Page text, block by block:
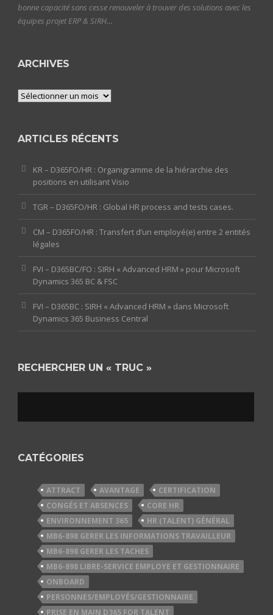
bonne capacité sans cesse renouveler à trouver des solutions avec les
équipes projet ERP & SIRH…
ARCHIVES
Archives
ARTICLES RÉCENTS
KR – D365FO/HR : Organigramme de la hiérarchie des
positions en utilisant Visio
TGR – D365FO/HR : Global HR process and tests cases.
CM – D365FO/HR : Transfert d’un employé(e) entre 2 entités
légales
FVI – D365BC/FO : SIRH « Advanced HRM » pour Microsoft
Dynamics 365 BC & FSC
FVI – D365BC : SIRH « Advanced HRM » dans Microsoft
Dynamics 365 Business Central
RECHERCHER UN « TRUC »
CATÉGORIES
ATTRACT AVANTAGE
CERTIFICATION
CONGÉS ET ABSENCES
CORE HR
ENVIRONNEMENT 365
HR (TALENT) GÉNÉRAL
MB6-898 GERER LES INFORMATIONS TRAVAILLEUR
MB6-898 GERER LES TACHES
MB6-898 LIBRE-SERVICE EMPLOYE ET GESTIONNAIRE
ONBOARD
PERSONNES/EMPLOYÉS/GESTIONNAIRE
PRISE EN MAIN D365 FOR TALENT